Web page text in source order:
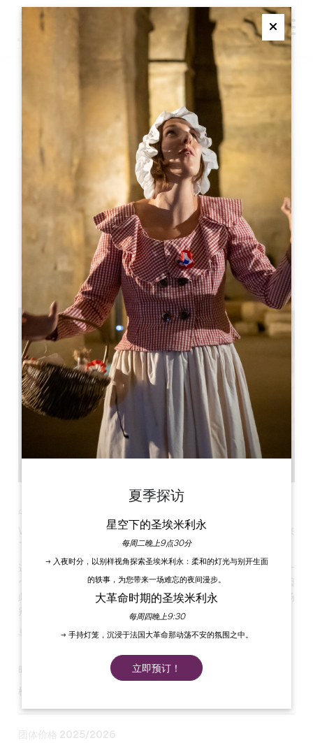
WINE OPOLY®
SAINT-EMILION
Wine Opoly® 是一项包含团队挑战的互动品酒活动。请专门来
了解这款精彩的葡萄酒棋盘游戏！
这款品酒游戏是对一款著名棋盘游戏的模仿，游戏的原则是在一
个真人大小的游戏棋盘上品尝、购买和出售著名的葡萄园
此，它就像房地产，但又带有葡萄酒学的色彩。这是您举办一场
别开生面的品酒会的好机会。
与您的员工分享独特的葡萄酒体验，培养团队精神！
时间：1 小时 30 分至 2 小时
团体价格 2025/2026
Wine Opoly®
Saint-Emilion
05 57 55 28 20
联系我们
夏季探访
星空下的圣埃米利永
每周二晚上9点30分
→ 入夜时分，以别样视角探索圣埃米利永：柔和的灯光与别开生面
的轶事，为您带来一场难忘的夜间漫步。
大革命时期的圣埃米利永
每周四晚上9:30
→ 手持灯笼，沉浸于法国大革命那动荡不安的氛围之中。
立即预订！